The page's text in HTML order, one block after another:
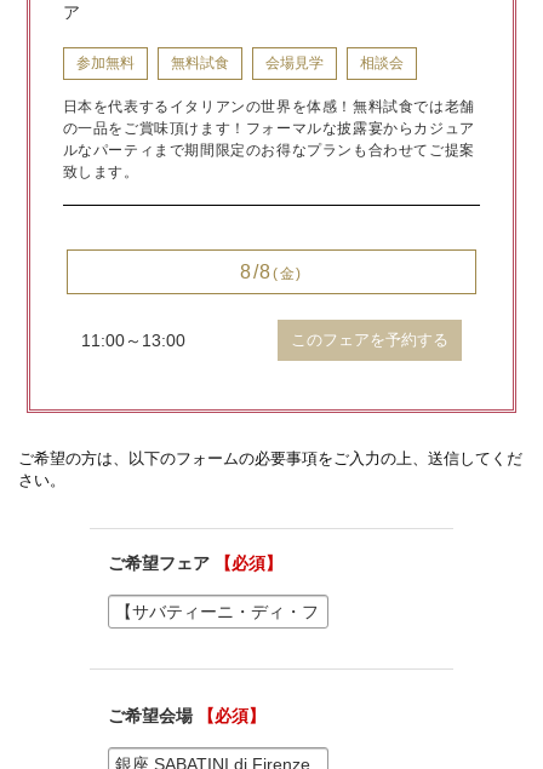
ア
参加無料 無料試食 会場見学 相談会
日本を代表するイタリアンの世界を体感！無料試食では老舗
の一品をご賞味頂けます！フォーマルな披露宴からカジュア
ルなパーティまで期間限定のお得なプランも合わせてご提案
致します。
8/8(金)
11:00～13:00 このフェアを予約する